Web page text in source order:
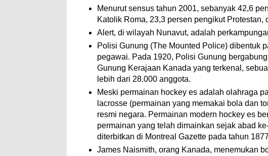
Menurut sensus tahun 2001, sebanyak 42,6
Katolik Roma, 23,3 persen pengikut
Alert, di wilayah Nunavut, adalah
Polisi Gunung (The Mounted Police) dibentuk
pegawai. Pada 1920, Polisi Gunung
Gunung Kerajaan Kanada yang terkenal,
lebih dari 28.000 anggota.
Meski permainan hockey es adalah olahraga
lacrosse (permainan yang memakai bola dan
resmi negara. Permainan modern hockey es
permainan yang telah dimainkan sejak abad
diterbitkan di Montreal Gazette pada tahun
James Naismith, orang Kanada, menemukan